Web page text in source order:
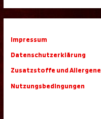
Impressum
Datenschutzerklärung
Zusatzstoffe und Allergene
Nutzungsbedingungen